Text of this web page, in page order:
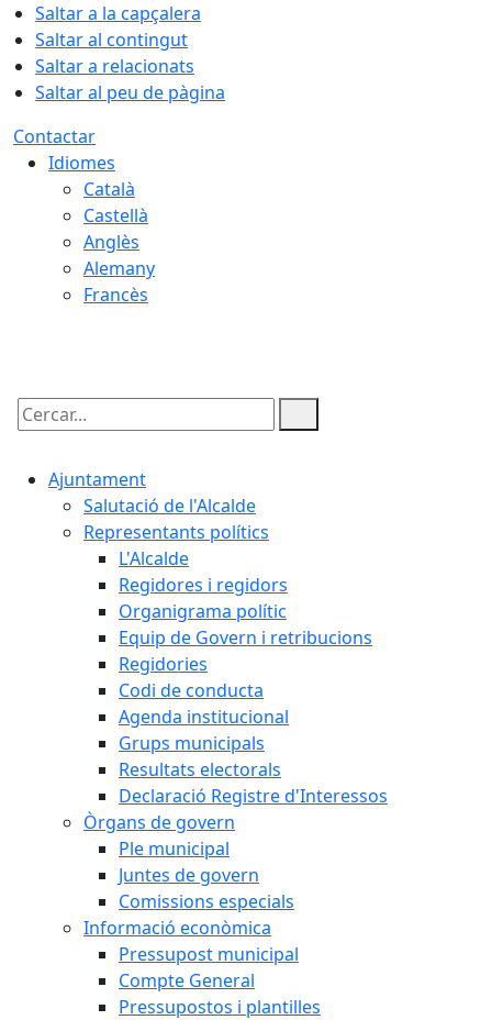
Saltar a la capçalera
Saltar al contingut
Saltar a relacionats
Saltar al peu de pàgina
Contactar
Idiomes
Català
Castellà
Anglès
Alemany
Francès
Cercar:
Ajuntament
Salutació de l'Alcalde
Representants polítics
L'Alcalde
Regidores i regidors
Organigrama polític
Equip de Govern i retribucions
Regidories
Codi de conducta
Agenda institucional
Grups municipals
Resultats electorals
Declaració Registre d'Interessos
Òrgans de govern
Ple municipal
Juntes de govern
Comissions especials
Informació econòmica
Pressupost municipal
Compte General
Pressupostos i plantilles